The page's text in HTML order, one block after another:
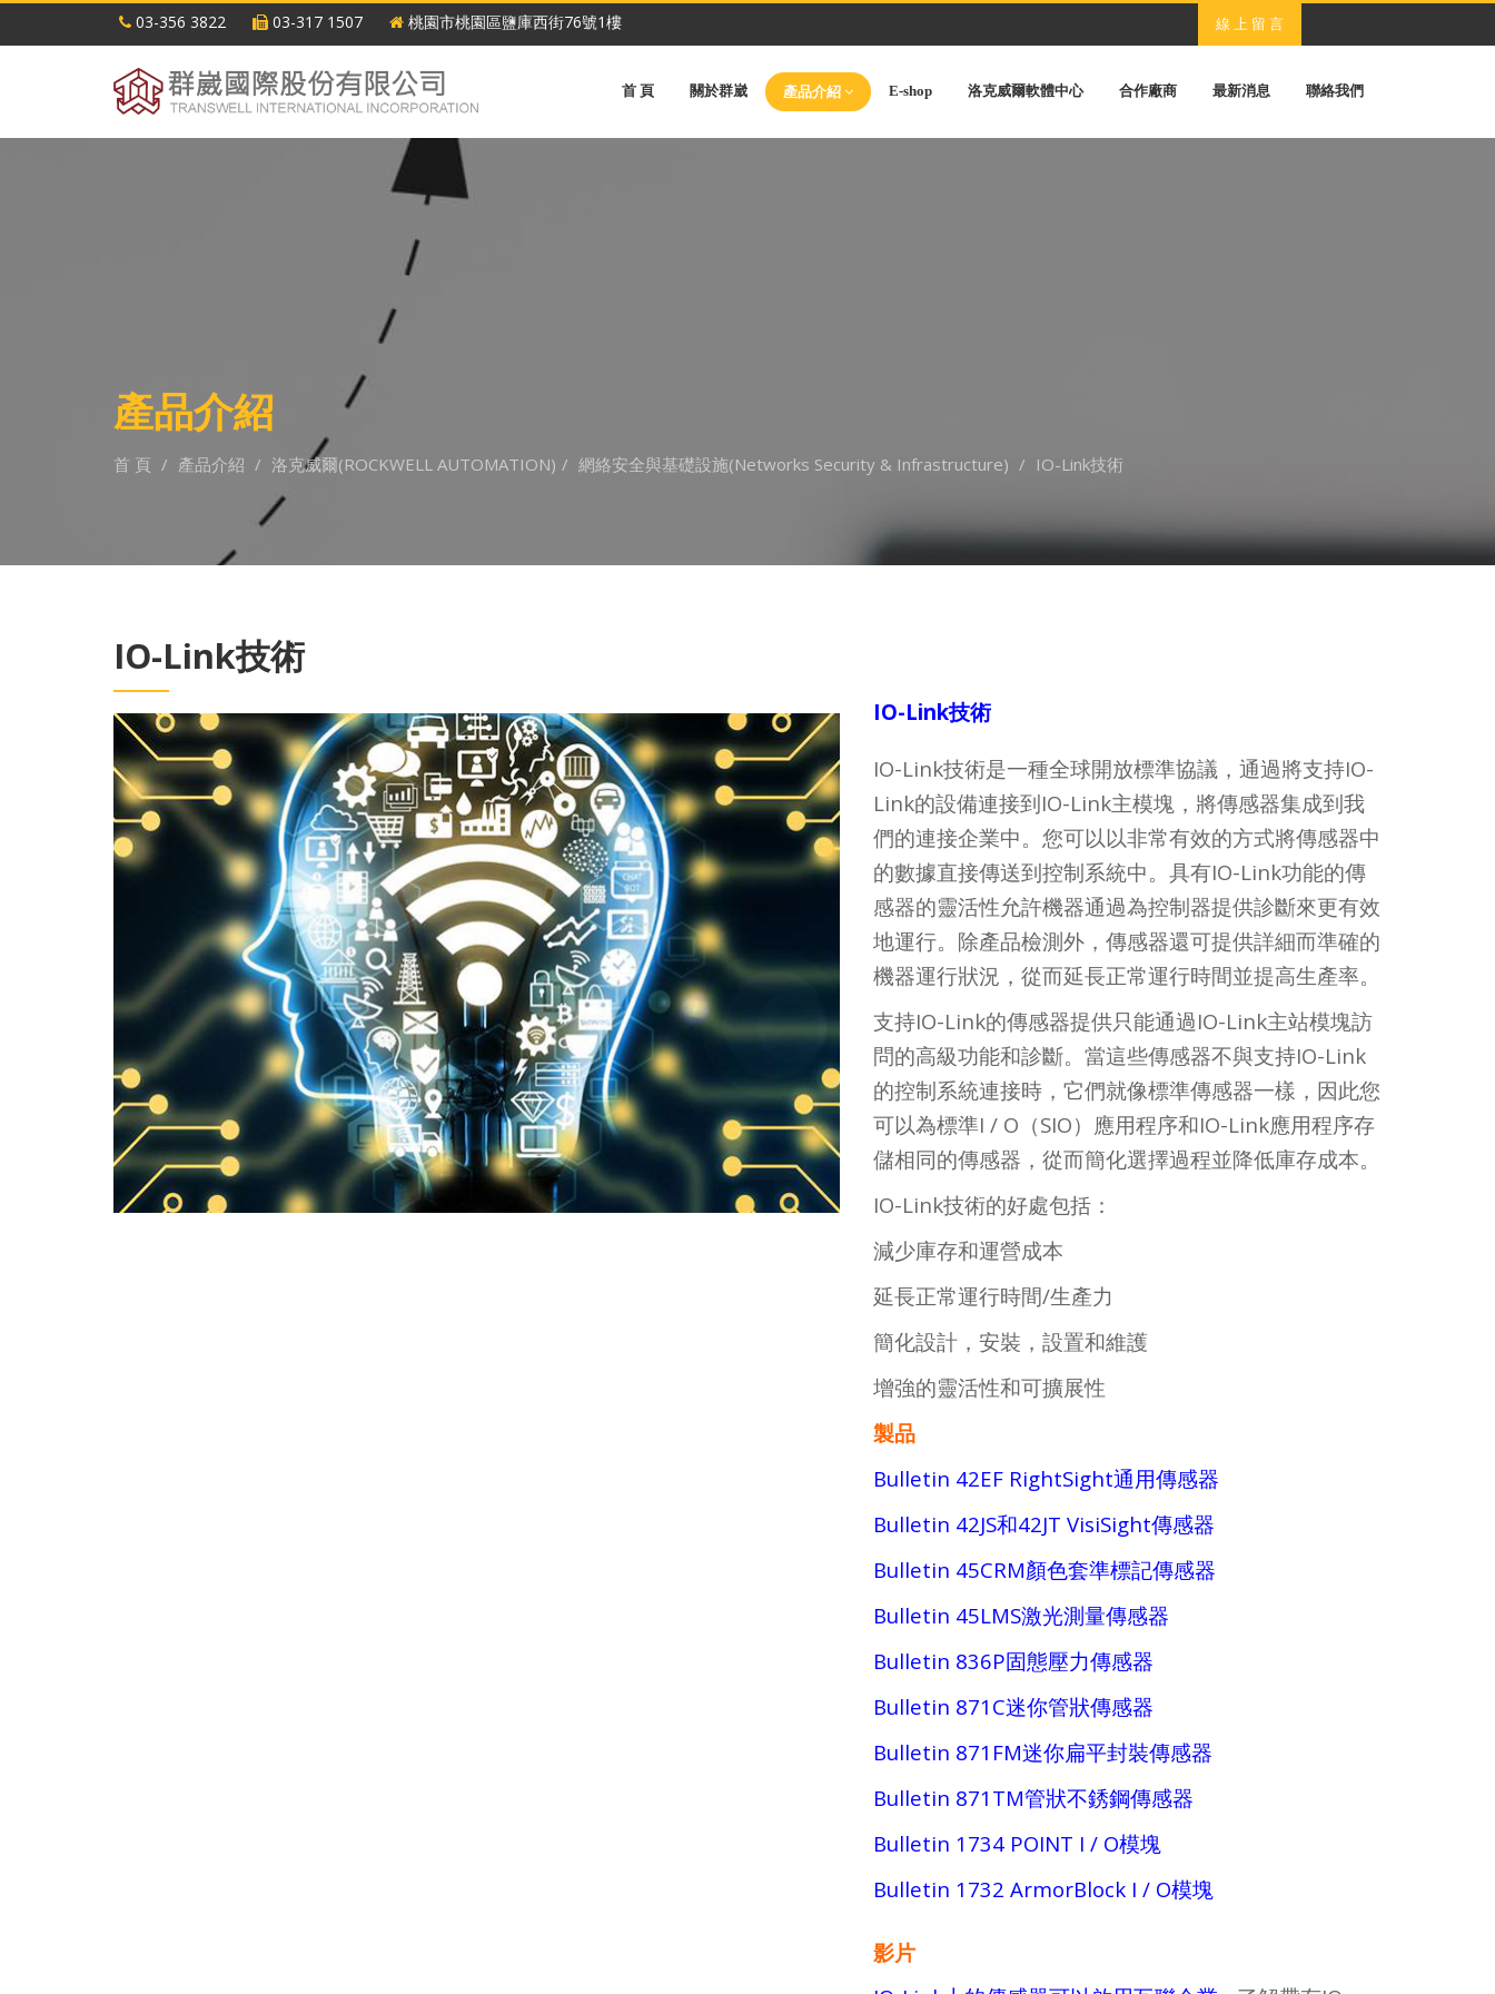
03-356 3822 03-317 1507 桃園市桃園區鹽庫西街76號1樓 線 上 留 言
首 頁 關於群崴 產品介紹 E-shop 洛克威爾軟體中心 合作廠商 最新消息 聯絡我們
產品介紹
首 頁 產品介紹 洛克威爾(ROCKWELL AUTOMATION) 網絡安全與基礎設施(Networks Security & Infrastructure) IO-Link技術
IO-Link技術
IO-Link技術
IO-Link技術是一種全球開放標準協議，通過將支持IO-
Link的設備連接到IO-Link主模塊，將傳感器集成到我
們的連接企業中。您可以以非常有效的方式將傳感器中
的數據直接傳送到控制系統中。具有IO-Link功能的傳
感器的靈活性允許機器通過為控制器提供診斷來更有效
地運行。除產品檢測外，傳感器還可提供詳細而準確的
機器運行狀況，從而延長正常運行時間並提高生產率。
支持IO-Link的傳感器提供只能通過IO-Link主站模塊訪
問的高級功能和診斷。當這些傳感器不與支持IO-Link
的控制系統連接時，它們就像標準傳感器一樣，因此您
可以為標準I / O（SIO）應用程序和IO-Link應用程序存
儲相同的傳感器，從而簡化選擇過程並降低庫存成本。
IO-Link技術的好處包括：
減少庫存和運營成本
延長正常運行時間/生產力
簡化設計，安裝，設置和維護
增強的靈活性和可擴展性
製品
Bulletin 42EF RightSight通用傳感器
Bulletin 42JS和42JT VisiSight傳感器
Bulletin 45CRM顏色套準標記傳感器
Bulletin 45LMS激光測量傳感器
Bulletin 836P固態壓力傳感器
Bulletin 871C迷你管狀傳感器
Bulletin 871FM迷你扁平封裝傳感器
Bulletin 871TM管狀不銹鋼傳感器
Bulletin 1734 POINT I / O模塊
Bulletin 1732 ArmorBlock I / O模塊
影片